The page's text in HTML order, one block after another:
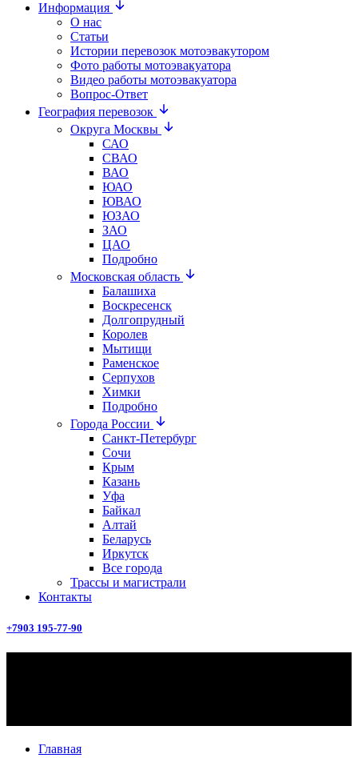
Информация
О нас
Статьи
Истории перевозок мотоэвакутором
Фото работы мотоэвакуатора
Видео работы мотоэвакуатора
Вопрос-Ответ
География перевозок
Округа Москвы
САО
СВАО
ВАО
ЮАО
ЮВАО
ЮЗАО
ЗАО
ЦАО
Подробно
Московская область
Балашиха
Воскресенск
Долгопрудный
Королев
Мытищи
Раменское
Серпухов
Химки
Подробно
Города России
Санкт-Петербург
Сочи
Крым
Казань
Уфа
Байкал
Алтай
Беларусь
Иркутск
Все города
Трассы и магистрали
Контакты
+7903 195-77-90
Главная